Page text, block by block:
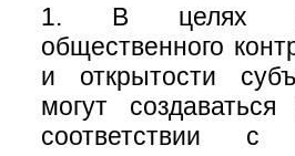
1. В целях
общественного
и открытости
могут
соответствии с